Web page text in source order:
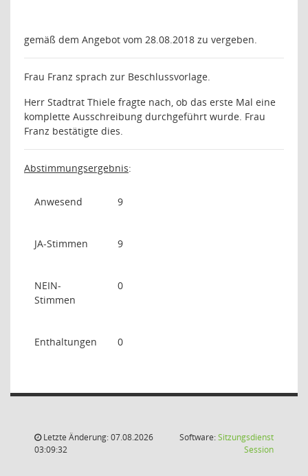
gemäß dem Angebot vom 28.08.2018 zu vergeben.
Frau Franz sprach zur Beschlussvorlage.
Herr Stadtrat Thiele fragte nach, ob das erste Mal eine
komplette Ausschreibung durchgeführt wurde. Frau
Franz bestätigte dies.
Abstimmungsergebnis:
Anwesend 9
JA-Stimmen 9
NEIN-
Stimmen
0
Enthaltungen 0
Letzte Änderung: 07.08.2026
03:09:32
Software:Sitzungsdienst
Session(Wird in